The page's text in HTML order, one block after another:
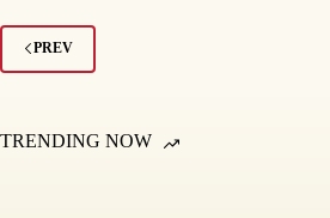
PREV
TRENDING NOW